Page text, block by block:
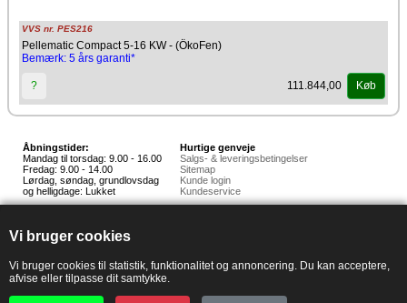
Vi bruger cookies
Vi bruger cookies til statistik, funktionalitet og annoncering. Du kan acceptere,
afvise eller tilpasse dit samtykke.
VVS nr. PES216
Pellematic Compact 5-16 KW - (ÖkoFen)
Bemærk: 5 års garanti*
? 111.844,00 Køb
Åbningstider:
Mandag til torsdag: 9.00 - 16.00
Fredag: 9.00 - 14.00
Lørdag, søndag, grundlovsdag
og helligdage: Lukket
Hurtige genveje
Salgs- & leveringsbetingelser
Sitemap
Kunde login
Kundeservice
Hunnerupvej 3, 6920 Videbæk
E-mail:salg@hedestoker.dk
PA: